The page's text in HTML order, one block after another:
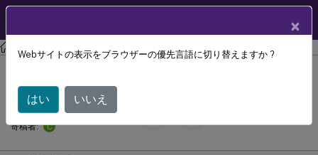
Citrix Provisioning Citrix Provisioning 2311
BIOS vDiskからUEFIへの変換
September 13,
2024
寄稿者:
C
×
Webサイトの表示をブラウザーの優先言語に切り替えますか ?
はい いいえ